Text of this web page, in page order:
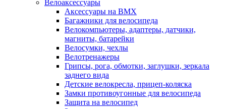
Велоаксессуары
Аксессуары на BMX
Багажники для велосипеда
Велокомпьютеры, адаптеры, датчики,
магниты, батарейки
Велосумки, чехлы
Велотренажеры
Грипсы, рога, обмотки, заглушки, зеркала
заднего вида
Детские велокресла, прицеп-коляска
Замки противоугонные для велосипеда
Защита на велосипед